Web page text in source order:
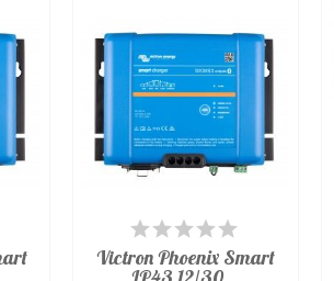
DISPONIBILE
Victron Phoenix Smart